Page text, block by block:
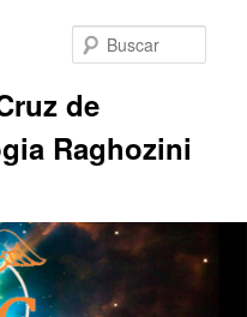
de
Raghozini